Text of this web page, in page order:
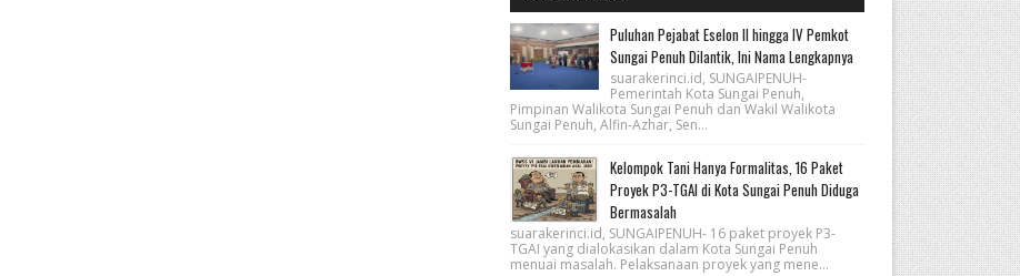
Puluhan Pejabat Eselon II hingga IV Pemkot
Sungai Penuh Dilantik, Ini Nama Lengkapnya
suarakerinci.id, SUNGAIPENUH-
Pemerintah Kota Sungai Penuh,
Pimpinan Walikota Sungai Penuh dan Wakil Walikota
Sungai Penuh, Alfin-Azhar, Sen...
Kelompok Tani Hanya Formalitas, 16 Paket
Proyek P3-TGAI di Kota Sungai Penuh Diduga
Bermasalah
suarakerinci.id, SUNGAIPENUH- 16 paket proyek P3-
TGAI yang dialokasikan dalam Kota Sungai Penuh
menuai masalah. Pelaksanaan proyek yang mene...